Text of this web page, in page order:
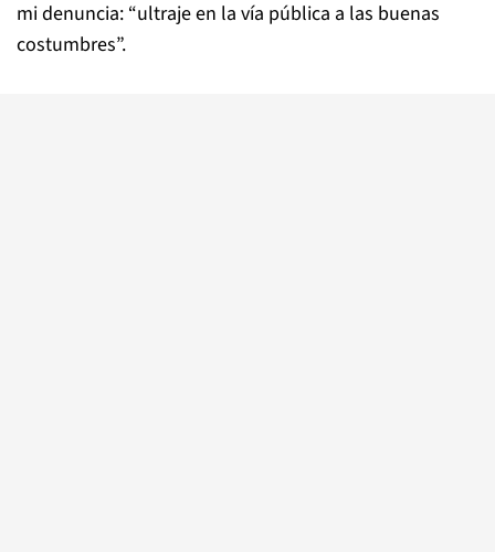
mi denuncia: “ultraje en la vía pública a las buenas
costumbres”.